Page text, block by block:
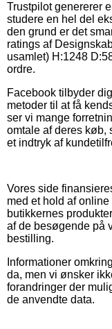
Trustpilot genererer
studere en hel del
den grund er det
ratings af
usamlet) H:1248
ordre.
Facebook tilbyder
metoder til at få
ser vi mange
omtale af deres køb,
et indtryk af
Vores side
med et hold af
butikkernes
af de besøgende på
bestilling.
Informationer
da, men vi ønsker
forandringer der
de anvendte data.